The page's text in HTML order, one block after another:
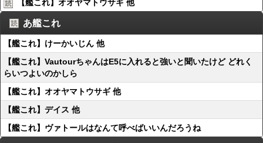
【艦これ】オオヤマトウサギ 他
あ艦これ
【艦これ】けーかいじん 他
【艦これ】VautourちゃんはE5に入れると強いと聞いたけど どれく
らいつよいのかしら
【艦これ】オオヤマトウサギ 他
【艦これ】デイス 他
【艦これ】ヴァトールはなんて呼べばいいんだろうね